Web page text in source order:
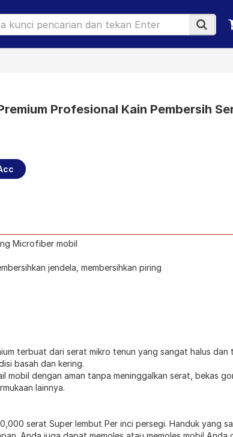
Profesional Kain Pembersih
Microfiber mobil
jendela, membersihkan piring
terbuat dari serat mikro tenun yang sangat halus dan
basah dan kering.
mobil dengan aman tanpa meninggalkan serat, bekas
lainnya.
serat Super lembut Per inci persegi. Handuk yang